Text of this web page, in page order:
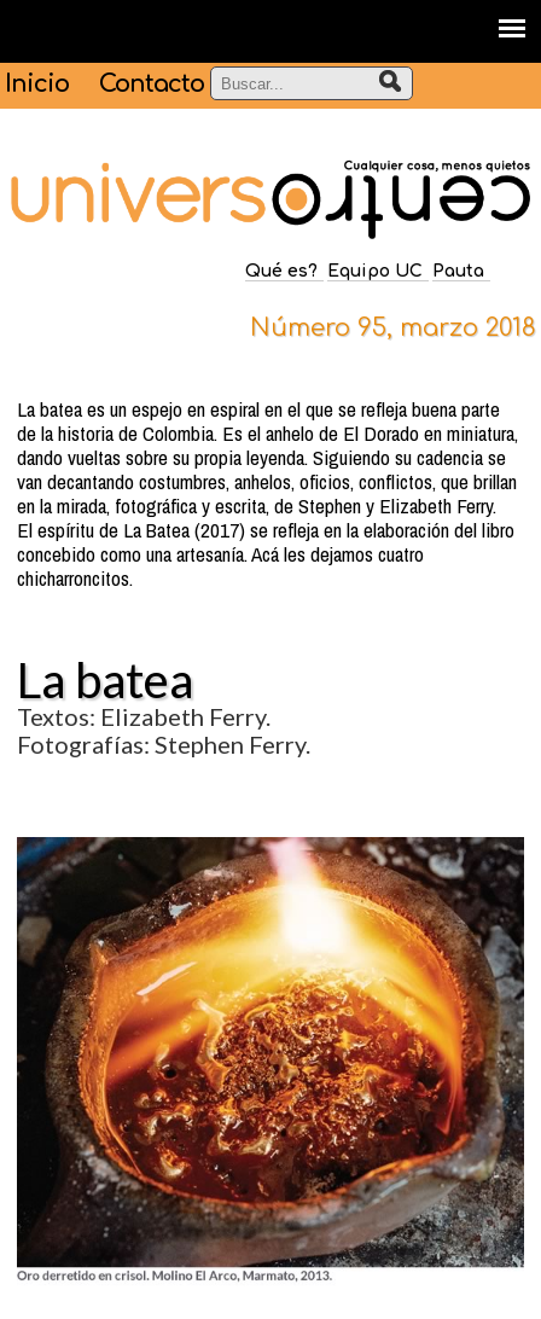
Inicio Contacto
Qué es? Equipo UC Pauta
Número 95, marzo 2018
La batea es un espejo en espiral en el que se refleja buena parte
de la historia de Colombia. Es el anhelo de El Dorado en miniatura,
dando vueltas sobre su propia leyenda. Siguiendo su cadencia se
van decantando costumbres, anhelos, oficios, conflictos, que brillan
en la mirada, fotográfica y escrita, de Stephen y Elizabeth Ferry.
El espíritu de La Batea (2017) se refleja en la elaboración del libro
concebido como una artesanía. Acá les dejamos cuatro
chicharroncitos.
La batea
Textos: Elizabeth Ferry.
Fotografías: Stephen Ferry.